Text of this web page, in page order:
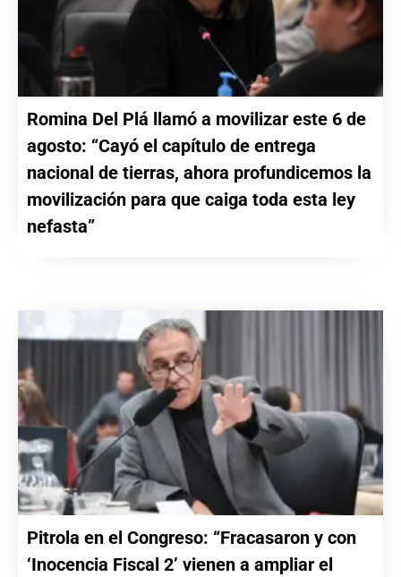
Romina Del Plá llamó a movilizar este 6 de
agosto: “Cayó el capítulo de entrega
nacional de tierras, ahora profundicemos la
movilización para que caiga toda esta ley
nefasta”
Pitrola en el Congreso: “Fracasaron y con
‘Inocencia Fiscal 2’ vienen a ampliar el